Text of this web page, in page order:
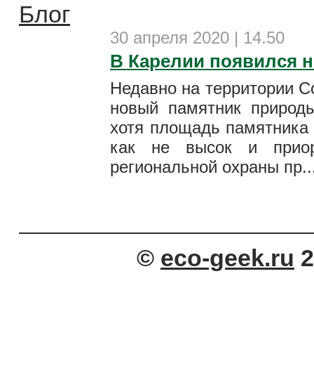
Блог
30 апреля 2020 | 14.50
В Карелии появился
Недавно на территории
новый памятник
хотя площадь
как не высок и
региональной охраны
© eco-geek.ru